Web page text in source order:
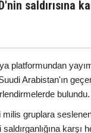
saldırısına
platformundan
Arabistan'ın
bulundu.
gruplara
karşı